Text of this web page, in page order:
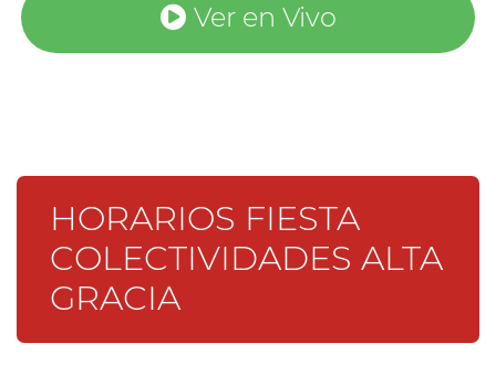
Ver en Vivo
HORARIOS FIESTA
COLECTIVIDADES ALTA
GRACIA